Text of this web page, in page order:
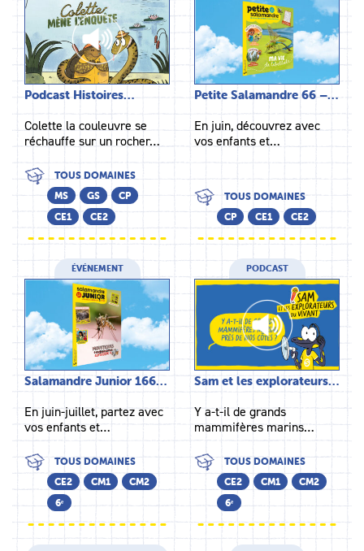
Podcast Histoires…
Colette la couleuvre se
réchauffe sur un rocher…
TOUS DOMAINES
MS
GS
CP
CE1
CE2
Petite Salamandre 66 –…
En juin, découvrez avec
vos enfants et…
TOUS DOMAINES
CP
CE1 CE2
ÉVÉNEMENT
Salamandre Junior 166…
En juin-juillet, partez avec
vos enfants et…
TOUS DOMAINES
CE2
CM1
CM2
6ᵉ
PODCAST
Sam et les explorateurs…
Y a-t-il de grands
mammifères marins…
TOUS DOMAINES
CE2
CM1
CM2
6ᵉ